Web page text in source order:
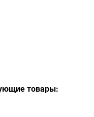
товары: